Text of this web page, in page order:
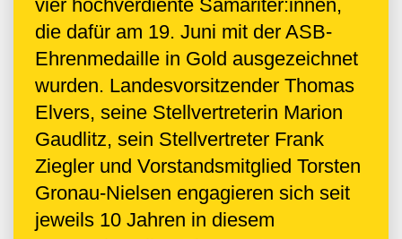
vier hochverdiente Samariter:innen,
die dafür am 19. Juni mit der ASB-
Ehrenmedaille in Gold ausgezeichnet
wurden. Landesvorsitzender Thomas
Elvers, seine Stellvertreterin Marion
Gaudlitz, sein Stellvertreter Frank
Ziegler und Vorstandsmitglied Torsten
Gronau-Nielsen engagieren sich seit
jeweils 10 Jahren in diesem